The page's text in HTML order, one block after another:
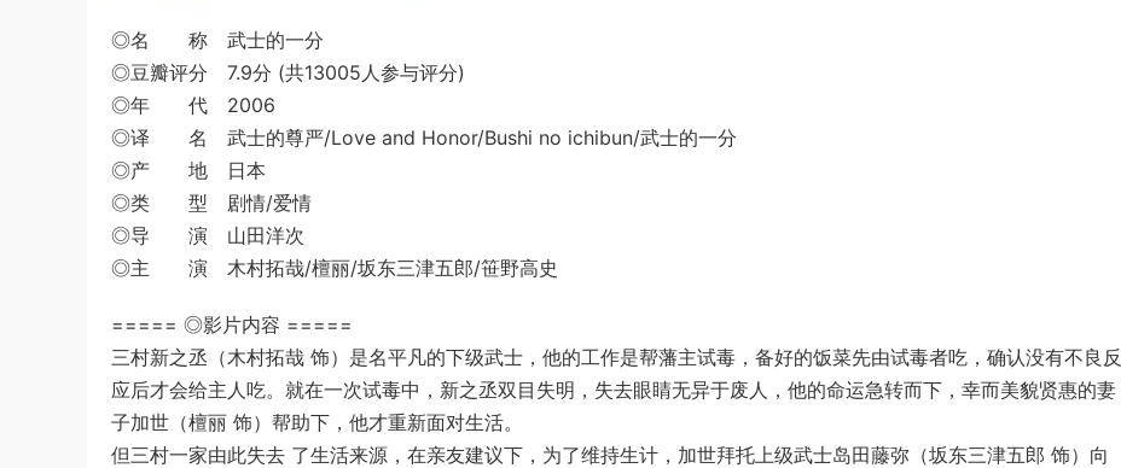
◎名 称 武士的一分
◎豆瓣评分 7.9分 (共13005人参与评分)
◎年 代 2006
◎译 名 武士的尊严/Love and Honor/Bushi no ichibun/武士的一分
◎产 地 日本
◎类 型 剧情/爱情
◎导 演 山田洋次
◎主 演 木村拓哉/檀丽/坂东三津五郎/笹野高史
===== ◎影片内容 =====
三村新之丞（木村拓哉 饰）是名平凡的下级武士，他的工作是帮藩主试毒，备好的饭菜先由试毒者吃，确认没有不良反
应后才会给主人吃。就在一次试毒中，新之丞双目失明，失去眼睛无异于废人，他的命运急转而下，幸而美貌贤惠的妻
子加世（檀丽 饰）帮助下，他才重新面对生活。
但三村一家由此失去 了生活来源，在亲友建议下，为了维持生计，加世拜托上级武士岛田藤弥（坂东三津五郎 饰）向